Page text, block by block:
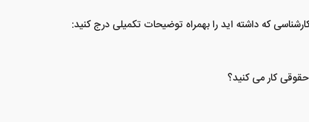
که داشته اید را بهمراه توضیحات تکمیلی درج کنید:
کار می کنید؟